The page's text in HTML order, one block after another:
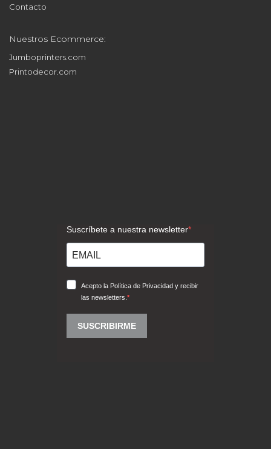
Contacto
Nuestros Ecommerce:
Jumboprinters.com
Printodecor.com